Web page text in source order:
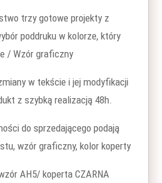
trzy gotowe projekty z
poddruku w kolorze, który
/ Wzór graficzny
w tekście i jej modyfikacji
z szybką realizacją 48h.
do sprzedającego podają
wzór graficzny, kolor koperty
AH5/ koperta CZARNA